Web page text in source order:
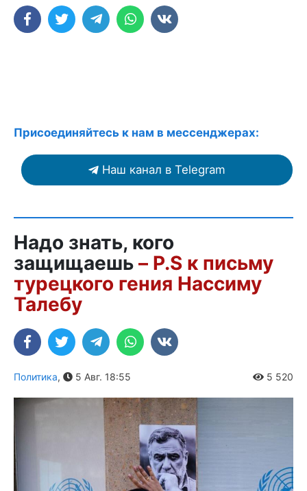
Присоединяйтесь к нам в мессенджерах:
Наш канал в Telegram
Надо знать, кого
защищаешь – P.S к письму
турецкого гения Нассиму
Талебу
Политика, 5 Авг. 18:55 5 520